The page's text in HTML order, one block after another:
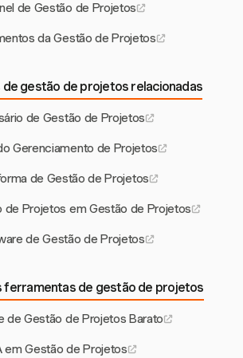
de Gestão de Projetos
da Gestão de Projetos
gestão de projetos relacionadas
de Gestão de Projetos
Gerenciamento de Projetos
de Gestão de Projetos
de Projetos em Gestão de Projetos
de Gestão de Projetos
ferramentas de gestão de projetos
de Gestão de Projetos Barato
em Gestão de Projetos